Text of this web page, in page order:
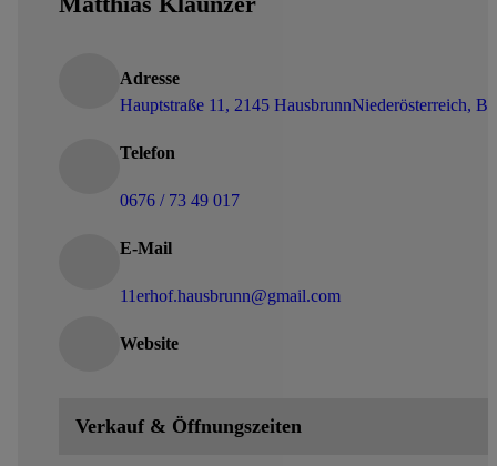
Adresse
Hauptstraße 11, 2145 HausbrunnNiederösterreich,
Telefon
0676 / 73 49 017
E-Mail
11erhof.hausbrunn@gmail.com
Website
Verkauf & Öffnungszeiten